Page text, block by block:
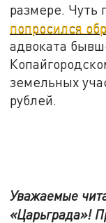
размере. Чуть
попросился
адвоката
земельных
рублей.
Уважаемые
«Царьграда»!